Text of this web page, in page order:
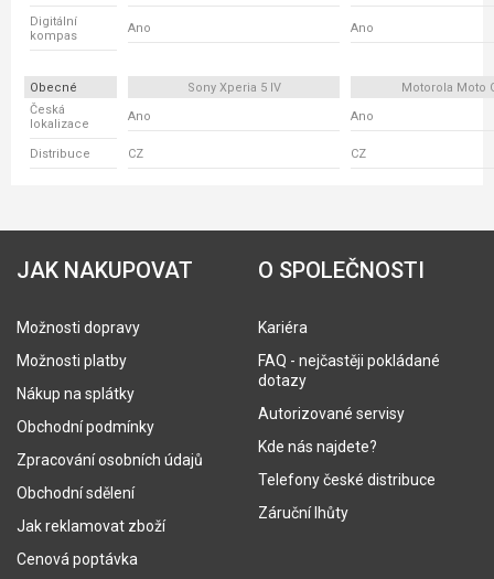
Digitální
kompas
Ano Ano
Obecné Sony Xperia 5 IV
Motorola Moto
Česká
lokalizace
Ano Ano
Distribuce CZ CZ
JAK NAKUPOVAT
Možnosti dopravy
Možnosti platby
Nákup na splátky
Obchodní podmínky
Zpracování osobních údajů
Obchodní sdělení
Jak reklamovat zboží
Cenová poptávka
O SPOLEČNOSTI
Kariéra
FAQ - nejčastěji pokládané
dotazy
Autorizované servisy
Kde nás najdete?
Telefony české distribuce
Záruční lhůty